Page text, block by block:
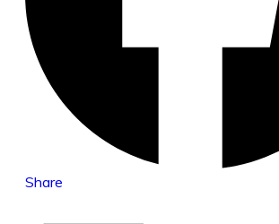
Share